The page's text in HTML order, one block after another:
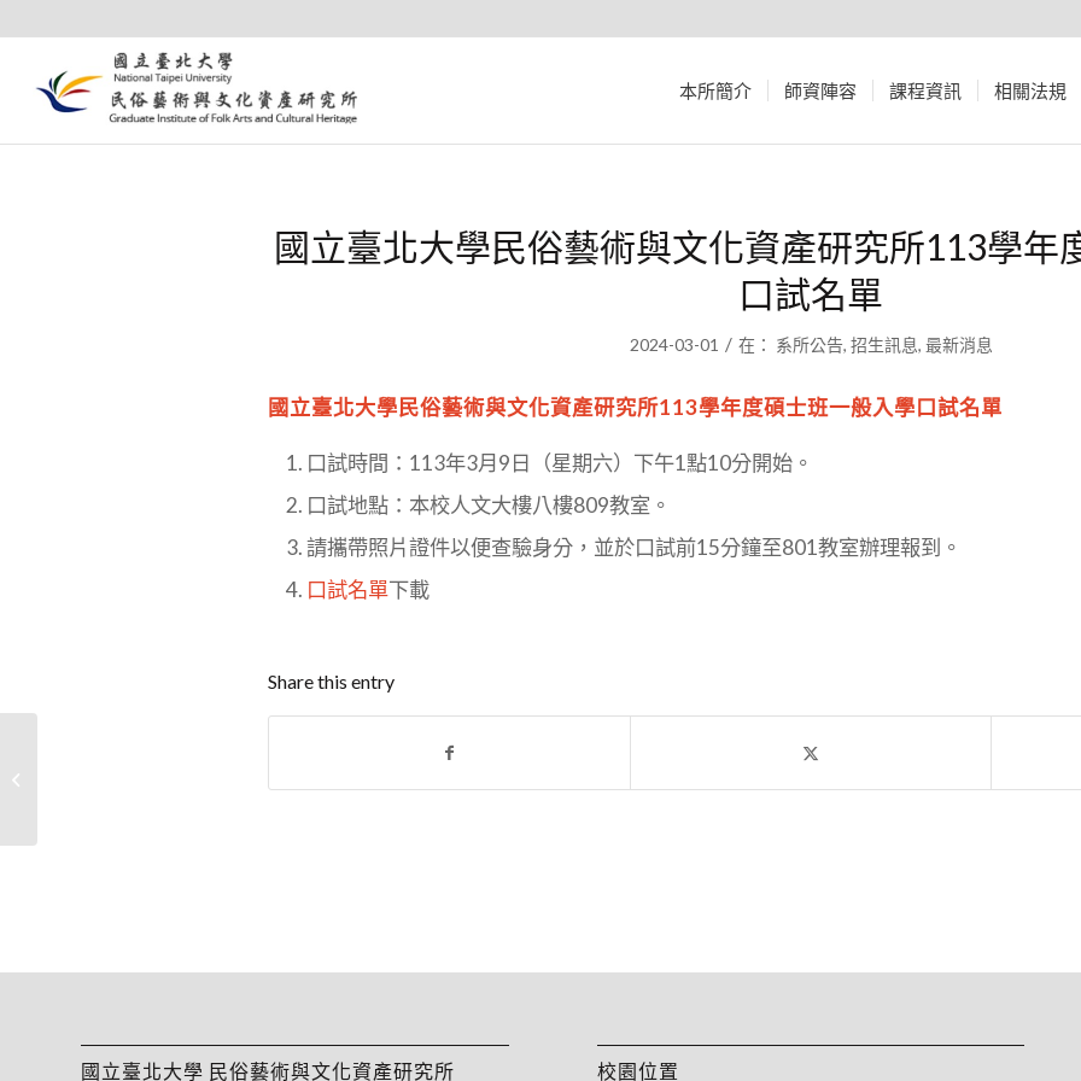
本所簡介 師資陣容 課程資訊 相關法規
國立臺北大學民俗藝術與文化資產研究所113學年
口試名單
2024-03-01 / 在： 系所公告, 招生訊息, 最新消息
國立臺北大學民俗藝術與文化資產研究所113學年度碩士班一般入學口試名單
口試時間：113年3月9日（星期六）下午1點10分開始。
口試地點：本校人文大樓八樓809教室。
請攜帶照片證件以便查驗身分，並於口試前15分鐘至801教室辦理報到。
口試名單下載
Share this entry
國立臺北大學 民俗藝術與文化資產研究所 校園位置